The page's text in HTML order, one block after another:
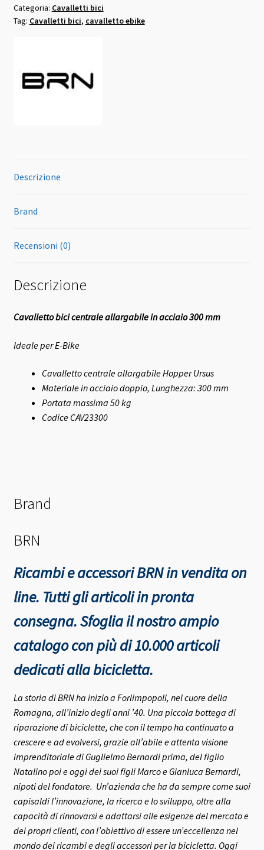
acciaio
300
Categoria: Cavalletti bici
Tag: Cavalletti bici, cavalletto ebike
Descrizione
Brand
Recensioni (0)
Descrizione
Cavalletto bici centrale allargabile in acciaio 300 mm
Ideale per E-Bike
Cavalletto centrale allargabile Hopper Ursus
Materiale in acciaio doppio, Lunghezza: 300 mm
Portata massima 50 kg
Codice CAV23300
Brand
BRN
Ricambi e accessori BRN in vendita on
line. Tutti gli articoli in pronta
consegna.Sfoglia il nostro ampio
catalogo con più di 10.000 articoli
dedicati alla bicicletta.
La storia di BRN ha inizio a Forlimpopoli, nel cuore della
Romagna, all’inizio degli anni ’40. Una piccola bottega di
riparazione di biciclette, che con il tempo ha continuato a
crescere e ad evolversi, grazie all’abile e attenta visione
imprenditoriale di Guglielmo Bernardi prima, del figlio
Natalino poi e oggi dei suoi figli Marco e Gianluca Bernardi,
nipoti del fondatore. Un’azienda che ha da sempre come suoi
capisaldi l’innovazione, la ricerca e lo sviluppo, oltre alla
capacità di rinnovarsi e adattarsi alle esigenze del mercato e
dei propri clienti, con l’obiettivo di essere un’eccellenza nel
mondo dei ricambi e degli accessori per la bicicletta. Oggi